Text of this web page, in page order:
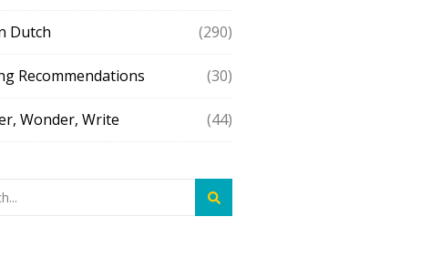
Dutch (290)
Recommendations (30)
Wonder, Write (44)